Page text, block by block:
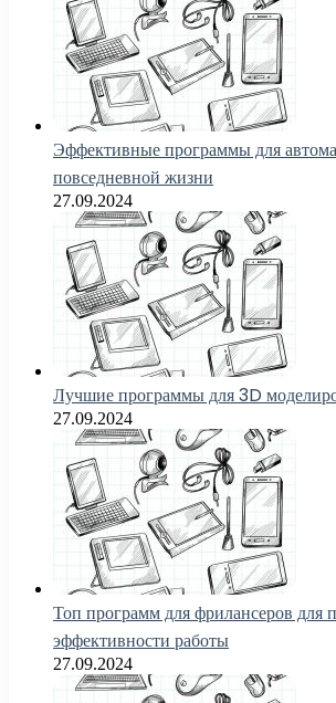
Эффективные программы для
повседневной жизни
27.09.2024
Лучшие программы для 3D
27.09.2024
Топ программ для фрилансеров для
эффективности работы
27.09.2024